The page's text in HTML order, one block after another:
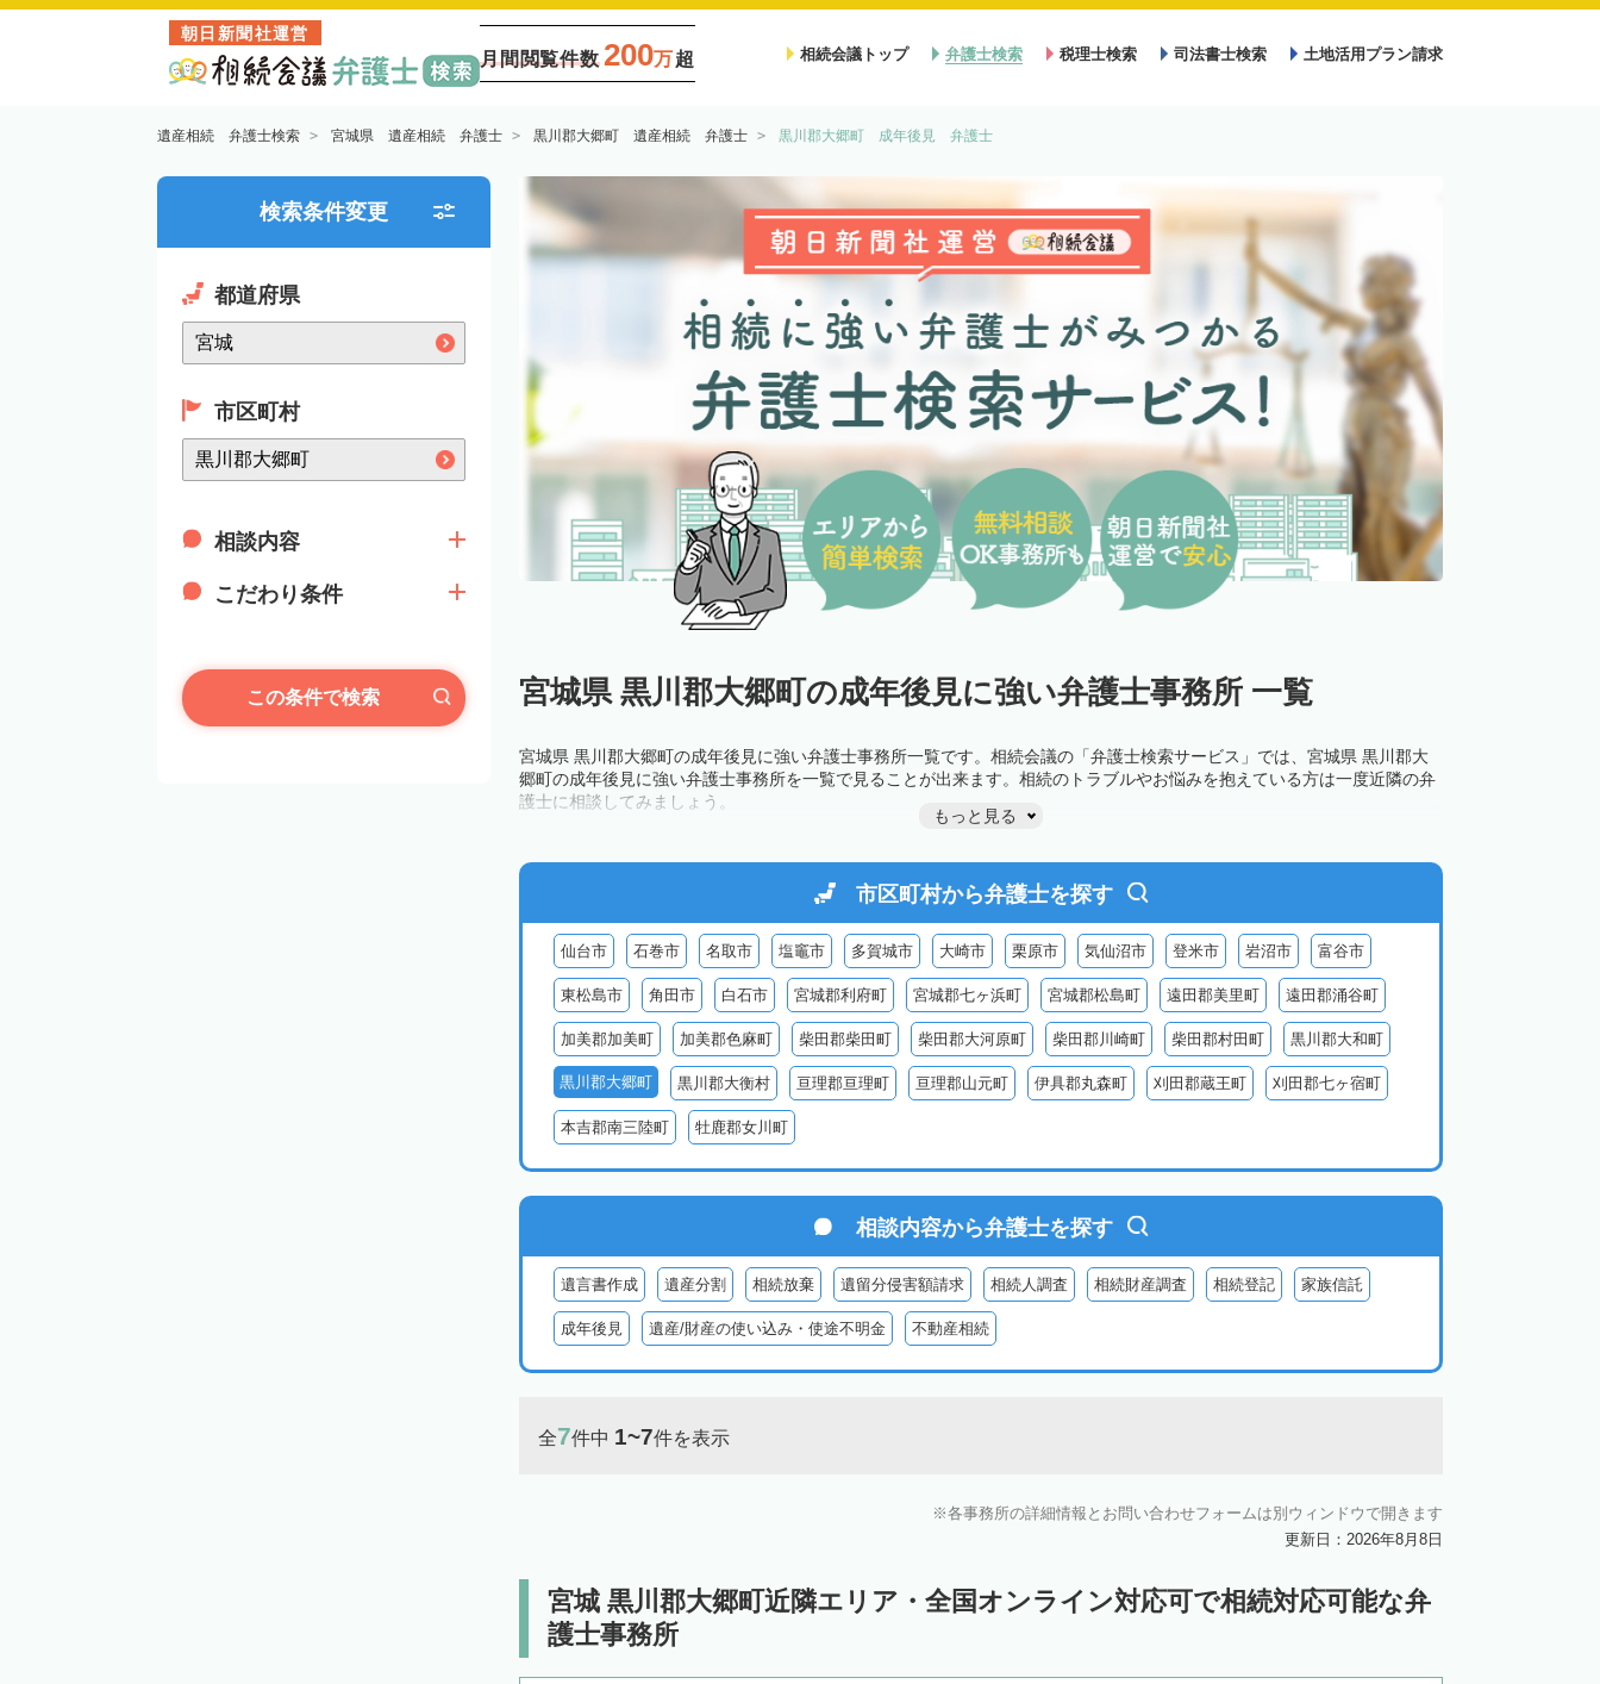
朝日新聞社運営
月間閲覧件数 200万超 相続会議トップ 弁護士検索 税理士検索 司法書士検索 土地活用プラン請求
遺産相続 弁護士検索 宮城県 遺産相続 弁護士 黒川郡大郷町 遺産相続 弁護士 黒川郡大郷町 成年後見 弁護士
検索条件変更
都道府県
市区町村
相談内容
こだわり条件
この条件で検索 宮城県 黒川郡大郷町の成年後見に強い弁護士事務所 一覧
宮城県 黒川郡大郷町の成年後見に強い弁護士事務所一覧です。相続会議の「弁護士検索サービス」では、宮城県 黒川郡大
郷町の成年後見に強い弁護士事務所を一覧で見ることが出来ます。相続のトラブルやお悩みを抱えている方は一度近隣の弁
護士に相談してみましょう。
もっと見る
市区町村から弁護士を探す
仙台市 石巻市 名取市 塩竈市 多賀城市 大崎市 栗原市 気仙沼市 登米市 岩沼市 富谷市
東松島市 角田市 白石市 宮城郡利府町 宮城郡七ヶ浜町 宮城郡松島町 遠田郡美里町 遠田郡涌谷町
加美郡加美町 加美郡色麻町 柴田郡柴田町 柴田郡大河原町 柴田郡川崎町 柴田郡村田町 黒川郡大和町
黒川郡大郷町 黒川郡大衡村 亘理郡亘理町 亘理郡山元町 伊具郡丸森町 刈田郡蔵王町 刈田郡七ヶ宿町
本吉郡南三陸町 牡鹿郡女川町
相談内容から弁護士を探す
遺言書作成 遺産分割 相続放棄 遺留分侵害額請求 相続人調査 相続財産調査 相続登記 家族信託
成年後見 遺産/財産の使い込み・使途不明金 不動産相続
全7件中 1~7件を表示
各事務所の詳細情報とお問い合わせフォームは別ウィンドウで開きます
更新日：2026年8月8日
宮城 黒川郡大郷町近隣エリア・全国オンライン対応可で相続対応可能な弁
護士事務所